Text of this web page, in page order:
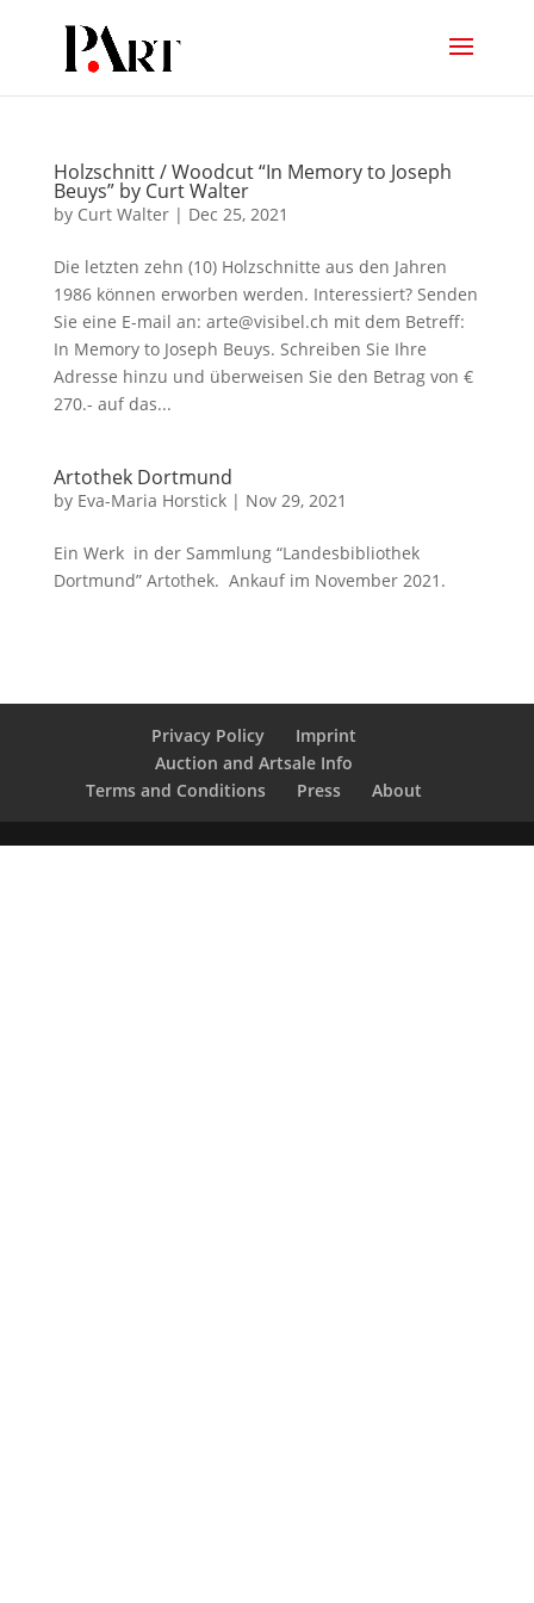
Holzschnitt / Woodcut “In Memory to Joseph
Beuys” by Curt Walter
by Curt Walter| Dec 25, 2021
Die letzten zehn (10) Holzschnitte aus den Jahren
1986 können erworben werden. Interessiert? Senden
Sie eine E-mail an: arte@visibel.ch mit dem Betreff:
In Memory to Joseph Beuys. Schreiben Sie Ihre
Adresse hinzu und überweisen Sie den Betrag von €
270.- auf das...
Artothek Dortmund
by Eva-Maria Horstick| Nov 29, 2021
Ein Werk in der Sammlung “Landesbibliothek
Dortmund” Artothek. Ankauf im November 2021.
Privacy Policy
Imprint
Auction and Artsale Info
Terms and Conditions
Press About